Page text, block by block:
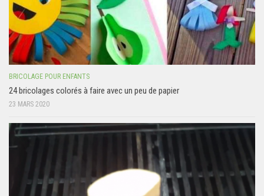
BRICOLAGE POUR ENFANTS
24 bricolages colorés à faire avec un peu de papier
23 MARS 2020